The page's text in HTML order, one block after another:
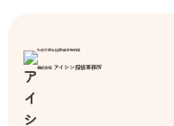
札幌弁護士協同組合特約店
株式会社 アイシン探偵事務所